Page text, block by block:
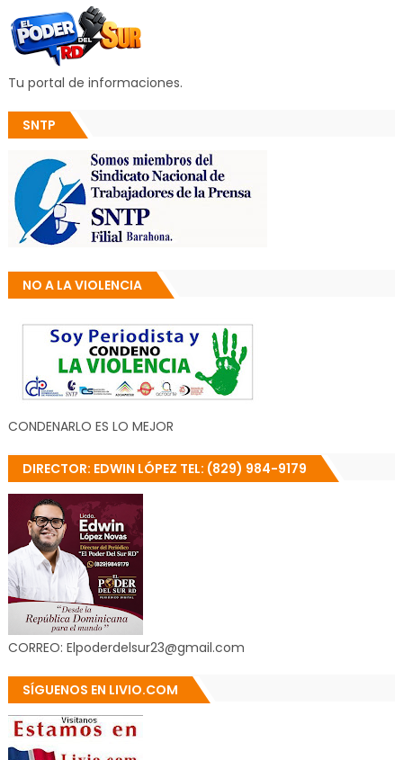
Tu portal de informaciones.
SNTP
NO A LA VIOLENCIA
CONDENARLO ES LO MEJOR
DIRECTOR: EDWIN LÓPEZ TEL: (829) 984-9179
CORREO: Elpoderdelsur23@gmail.com
SÍGUENOS EN LIVIO.COM